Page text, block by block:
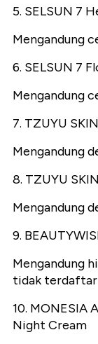
5. SELSUN 7
Mengandung
6. SELSUN 7
Mengandung
7. TZUYU
Mengandung
8. TZUYU
Mengandung
9.
Mengandung
tidak terdaftar
10. MONESIA
Night Cream